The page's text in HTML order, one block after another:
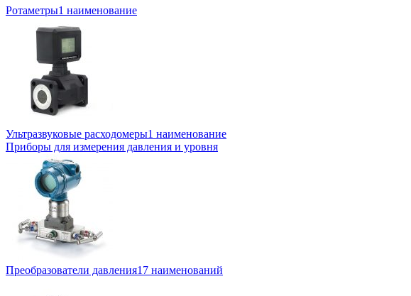
Ротаметры1 наименование
Ультразвуковые расходомеры1 наименование
Приборы для измерения давления и уровня
Преобразователи давления17 наименований